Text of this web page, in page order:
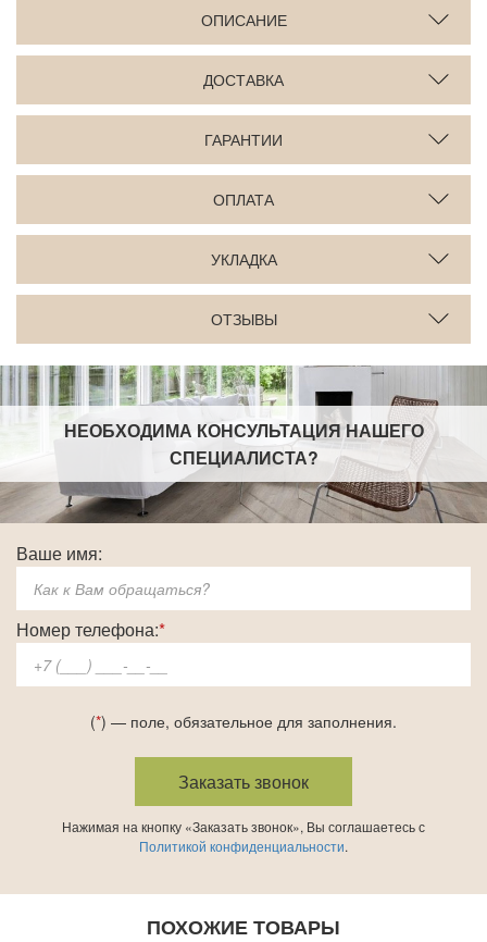
ОПИСАНИЕ
ДОСТАВКА
ГАРАНТИИ
ОПЛАТА
УКЛАДКА
ОТЗЫВЫ
НЕОБХОДИМА КОНСУЛЬТАЦИЯ НАШЕГО
СПЕЦИАЛИСТА?
Ваше имя:
Номер телефона:*
(*) — поле, обязательное для заполнения.
Нажимая на кнопку «Заказать звонок», Вы соглашаетесь с
Политикой конфиденциальности.
ПОХОЖИЕ ТОВАРЫ